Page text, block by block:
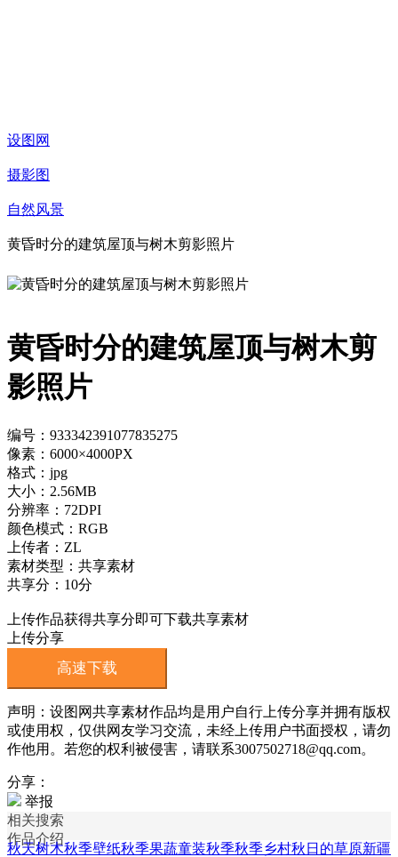
设图网
摄影图
自然风景
黄昏时分的建筑屋顶与树木剪影照片
黄昏时分的建筑屋顶与树木剪
影照片
编号：933342391077835275
像素：6000×4000PX
格式：jpg
大小：2.56MB
分辨率：72DPI
颜色模式：RGB
上传者：ZL
素材类型：共享素材
共享分：10分
上传作品获得共享分即可下载共享素材
上传分享
高速下载
声明：设图网共享素材作品均是用户自行上传分享并拥有版权
或使用权，仅供网友学习交流，未经上传用户书面授权，请勿
作他用。若您的权利被侵害，请联系3007502718@qq.com。
分享：
举报
相关搜索
作品介绍
秋天树木秋季壁纸秋季果蔬童装秋季秋季乡村秋日的草原新疆